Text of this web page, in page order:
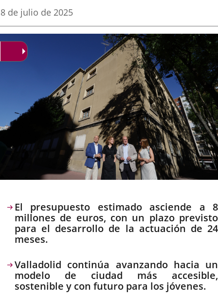
aplicación
externa.
aplicación
externa.
Fecha
la
noticia
8 de julio de 2025
Descripción
El presupuesto estimado asciende a 8
millones de euros, con un plazo previsto
para el desarrollo de la actuación de 24
meses.
Valladolid continúa avanzando hacia un
modelo de ciudad más accesible,
sostenible y con futuro para los jóvenes.